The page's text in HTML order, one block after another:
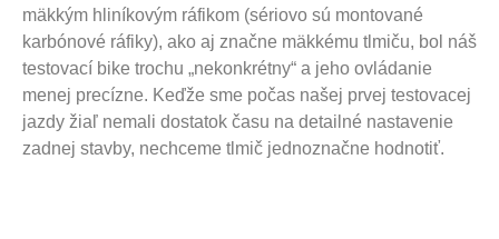
mäkkým hliníkovým ráfikom (sériovo sú montované
karbónové ráfiky), ako aj značne mäkkému tlmiču, bol náš
testovací bike trochu „nekonkrétny“ a jeho ovládanie
menej precízne. Keďže sme počas našej prvej testovacej
jazdy žiaľ nemali dostatok času na detailné nastavenie
zadnej stavby, nechceme tlmič jednoznačne hodnotiť.